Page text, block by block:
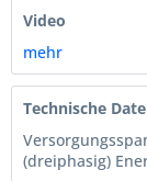
Video
mehr
Technische
(dreiphasig)